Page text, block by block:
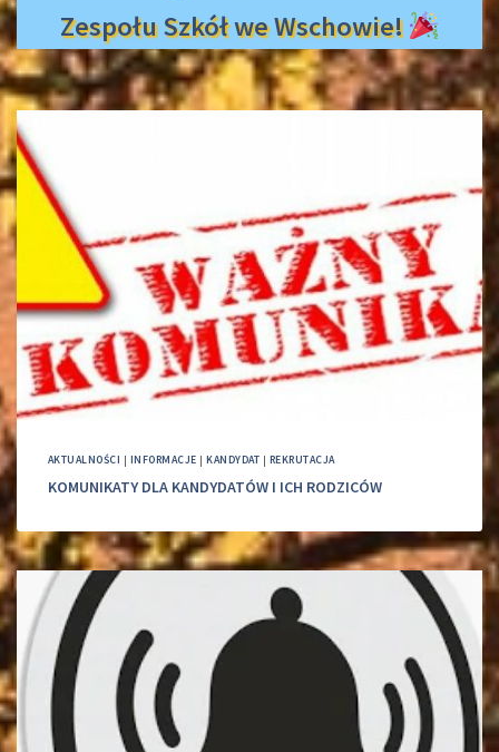
Zespołu Szkół we Wschowie!
AKTUALNOŚCI | INFORMACJE |KANDYDAT | REKRUTACJA
KOMUNIKATY DLA KANDYDATÓW I ICH RODZICÓW